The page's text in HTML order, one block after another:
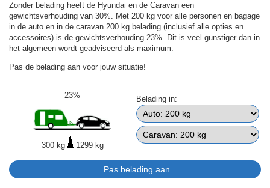
Zonder belading heeft de Hyundai en de Caravan een
gewichtsverhouding van 30%. Met 200 kg voor alle personen en bagage
in de auto en in de caravan 200 kg belading (inclusief alle opties en
accessoires) is de gewichtsverhouding 23%. Dit is veel gunstiger dan in
het algemeen wordt geadviseerd als maximum.
Pas de belading aan voor jouw situatie!
23%
300 kg 1299 kg
Belading in: